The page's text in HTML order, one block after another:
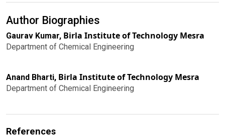
Author Biographies
Gaurav Kumar, Birla Institute of Technology Mesra
Department of Chemical Engineering
Anand Bharti, Birla Institute of Technology Mesra
Department of Chemical Engineering
References